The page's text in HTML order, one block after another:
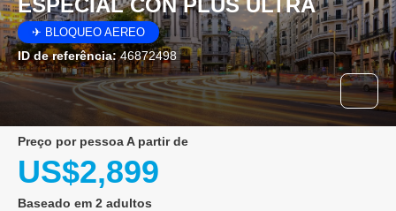
✈ BLOQUEO AEREO
ID de referência:46872498
preço por pessoa A partir de
US$2,899
Baseado em 2 adultos